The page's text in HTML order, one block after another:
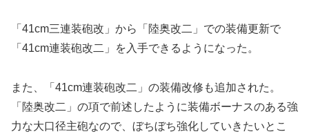
「41cm三連装砲改」から「陸奥改二」での装備更新で
「41cm連装砲改二」を入手できるようになった。
また、「41cm連装砲改二」の装備改修も追加された。
「陸奥改二」の項で前述したように装備ボーナスのある強
力な大口径主砲なので、ぼちぼち強化していきたいとこ